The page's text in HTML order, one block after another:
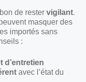
de rester vigilant.
masquer des
importés sans
:
d’entretien
avec l’état du